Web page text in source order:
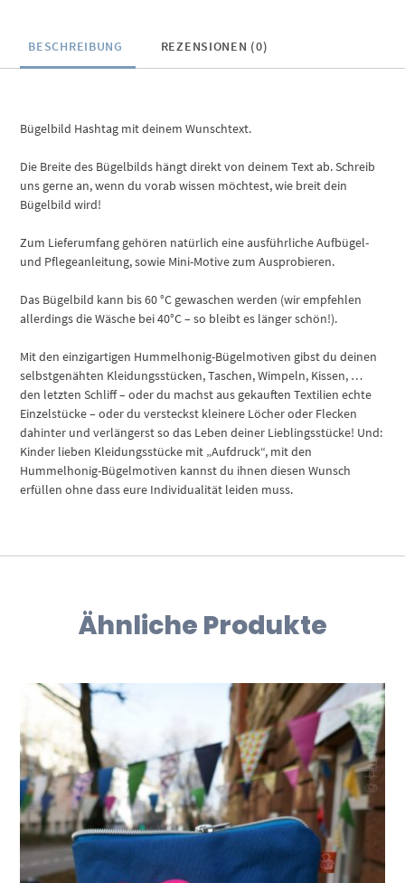
BESCHREIBUNG REZENSIONEN (0)
Bügelbild Hashtag mit deinem Wunschtext.
Die Breite des Bügelbilds hängt direkt von deinem Text ab. Schreib
uns gerne an, wenn du vorab wissen möchtest, wie breit dein
Bügelbild wird!
Zum Lieferumfang gehören natürlich eine ausführliche Aufbügel-
und Pflegeanleitung, sowie Mini-Motive zum Ausprobieren.
Das Bügelbild kann bis 60 °C gewaschen werden (wir empfehlen
allerdings die Wäsche bei 40°C – so bleibt es länger schön!).
Mit den einzigartigen Hummelhonig-Bügelmotiven gibst du deinen
selbstgenähten Kleidungsstücken, Taschen, Wimpeln, Kissen, …
den letzten Schliff – oder du machst aus gekauften Textilien echte
Einzelstücke – oder du versteckst kleinere Löcher oder Flecken
dahinter und verlängerst so das Leben deiner Lieblingsstücke! Und:
Kinder lieben Kleidungsstücke mit „Aufdruck“, mit den
Hummelhonig-Bügelmotiven kannst du ihnen diesen Wunsch
erfüllen ohne dass eure Individualität leiden muss.
Ähnliche Produkte